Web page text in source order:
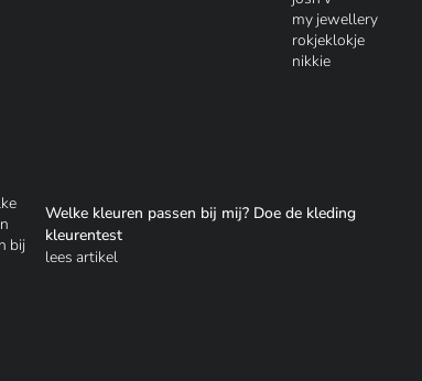
my jewellery
rokjeklokje
nikkie
Welke kleuren passen bij mij? Doe de kleding
kleurentest
lees artikel